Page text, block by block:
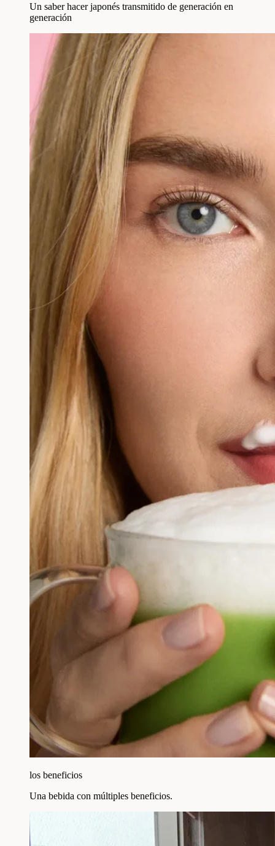
Un saber hacer japonés transmitido de generación en
generación
los beneficios
Una bebida con múltiples beneficios.